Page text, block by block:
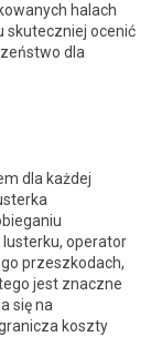
halach
skuteczniej ocenić
dla
dla każdej
operator
przeszkodach,
jest znaczne
się na
koszty